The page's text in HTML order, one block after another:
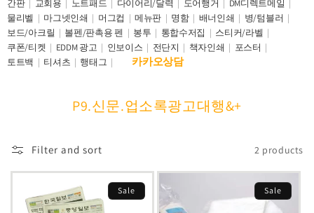
간판 교회용 노트패드 다이어리/달력 도어행거
DM디렉트메일
물리벨
마그넷인쇄 머그컵 메뉴판 명함 배너인쇄
병/텀블러
보드/아크릴
볼펜/판촉용 펜 봉투 통합수저집
스티커/라벨
쿠폰/티켓
EDDM 광고 인보이스 전단지 책자인쇄
포스터
토트백
티셔츠 행태그 카카오상담
C
e
c
P9.신문.업소록광고대행&+
Filter and sort 2 products
Sale Sale